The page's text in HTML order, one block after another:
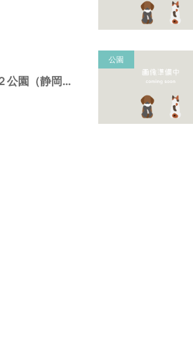
諏訪町第２公園（静岡県静岡市）
公園